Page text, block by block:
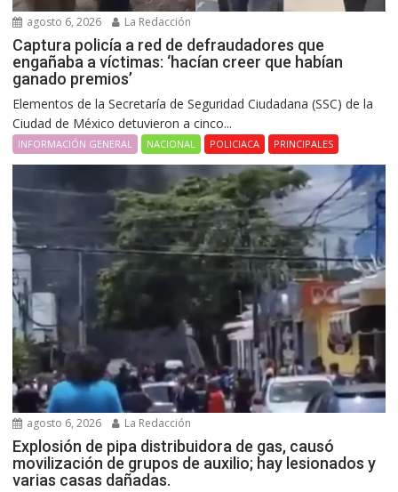
agosto 6, 2026 La Redacción
Captura policía a red de defraudadores que
engañaba a víctimas: ‘hacían creer que habían
ganado premios’
Elementos de la Secretaría de Seguridad Ciudadana (SSC) de la
Ciudad de México detuvieron a cinco...
INFORMACIÓN GENERAL NACIONAL POLICIACA PRINCIPALES
agosto 6, 2026 La Redacción
Explosión de pipa distribuidora de gas, causó
movilización de grupos de auxilio; hay lesionados y
varias casas dañadas.